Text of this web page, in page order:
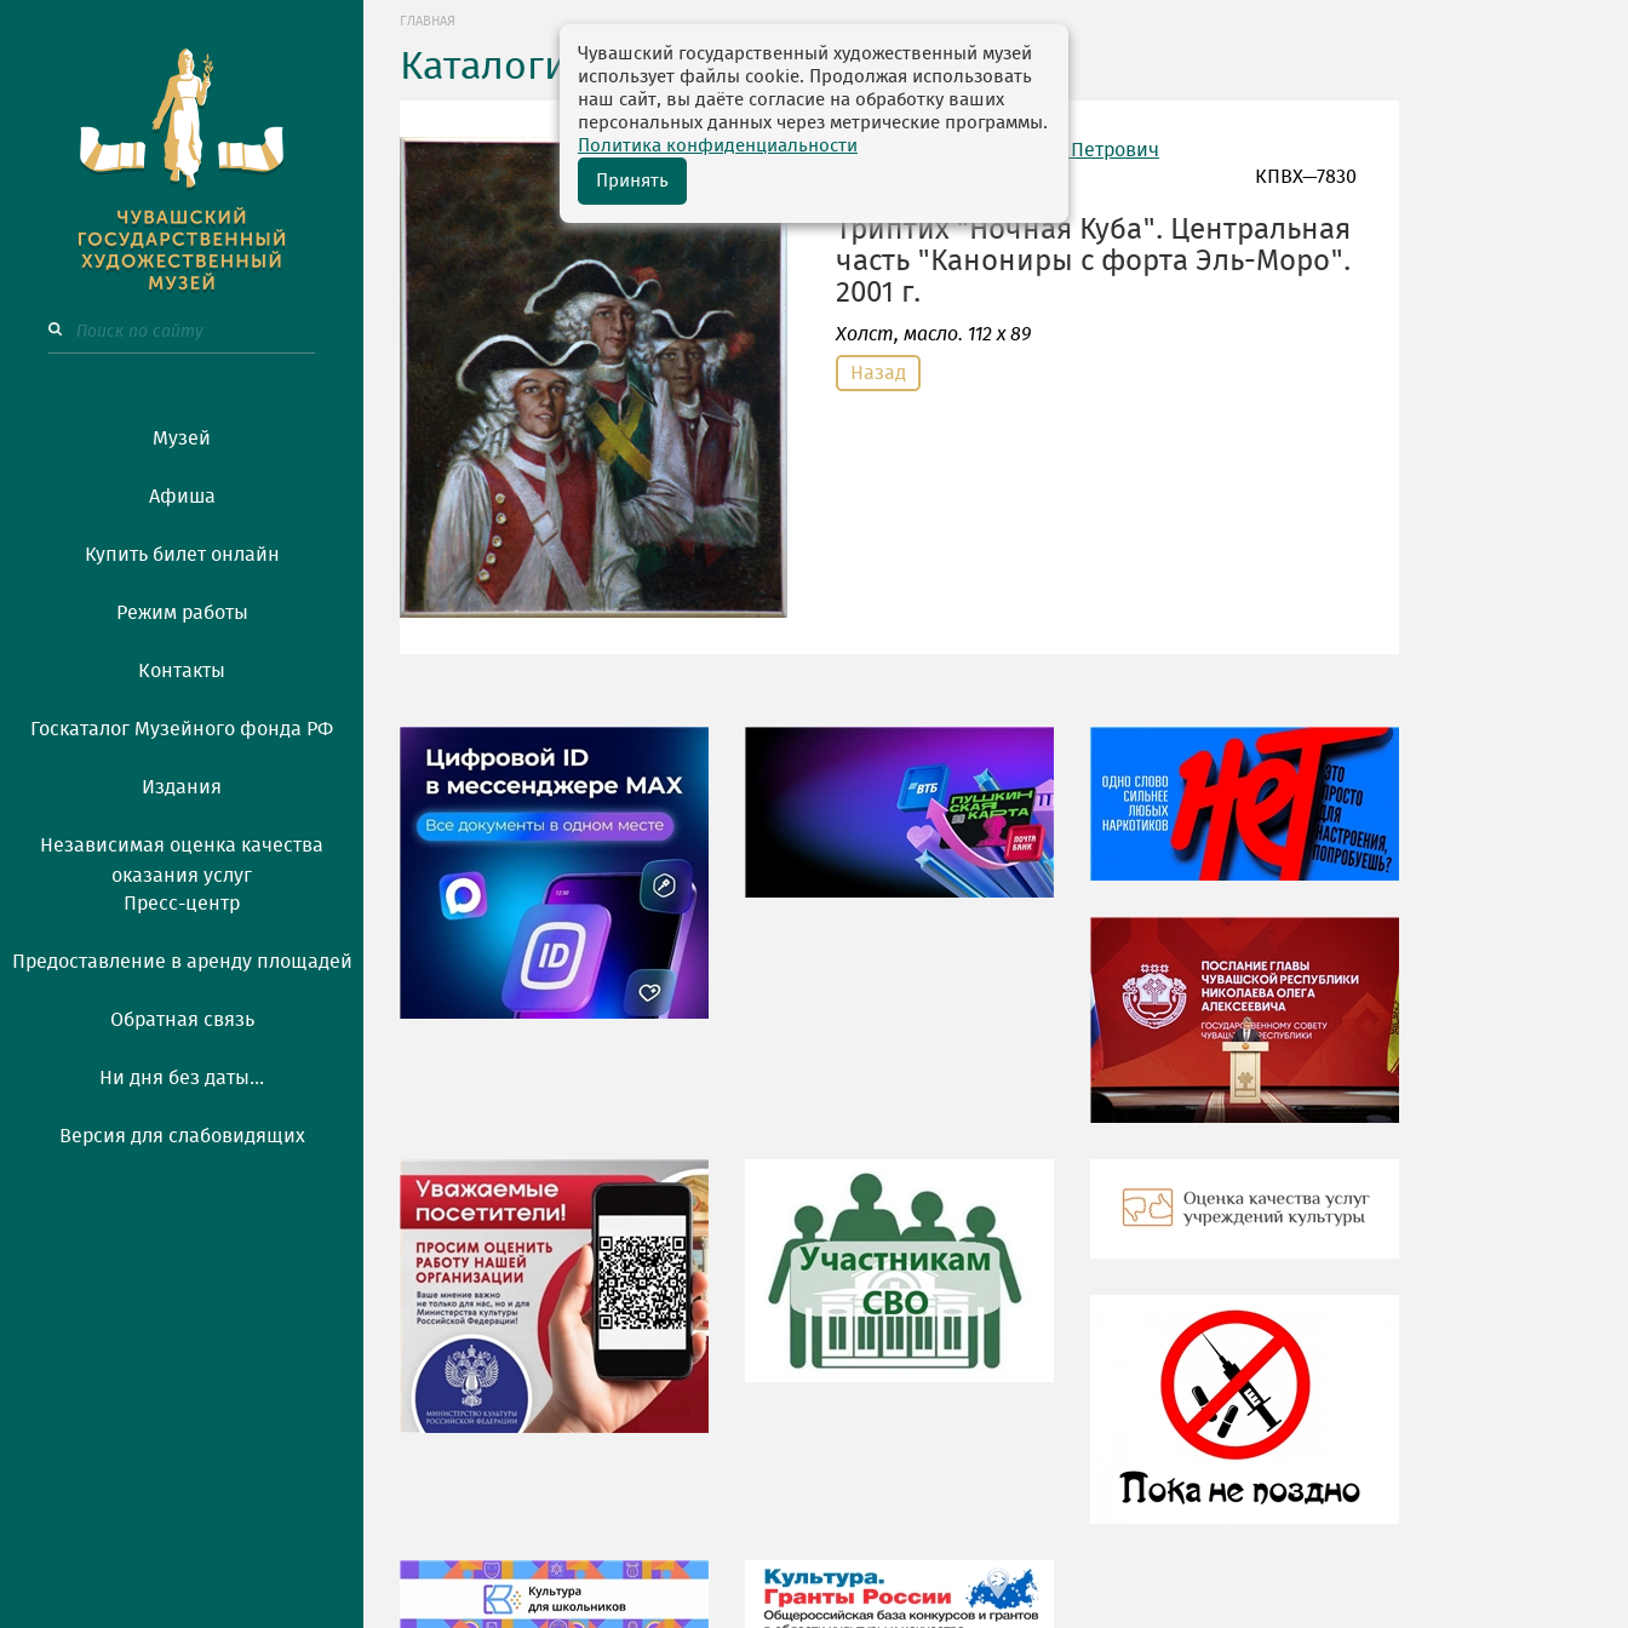
Музей
Афиша
Купить билет онлайн
Режим работы
Контакты
Госкаталог Музейного фонда РФ
Издания
Независимая оценка качества
оказания услуг
Пресс-центр
Предоставление в аренду площадей
Обратная связь
Ни дня без даты...
Версия для слабовидящих
ГЛАВНАЯ
Каталоги выставок
автор: Рыбкин Анатолий Петрович
КПВХ—7830
Триптих "Ночная Куба". Центральная
часть "Канониры с форта Эль-Моро".
2001 г.
Холст, масло. 112 х 89
Назад
НИ ДНЯ БЕЗ ДАТЫ...
06 августа
Яков Яковлевич
Вебер
Чувашский государственный художественный музей
использует файлы cookie. Продолжая использовать
наш сайт, вы даёте согласие на обработку ваших
персональных данных через метрические программы.
Политика конфиденциальности
Принять